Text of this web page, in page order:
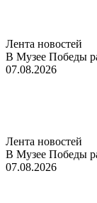
Лента новостей
В Музее Победы
07.08.2026
Лента новостей
В Музее Победы
07.08.2026